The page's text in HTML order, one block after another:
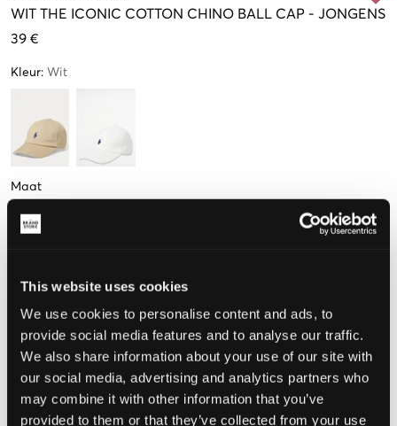
This website uses cookies
We use cookies to personalise content and ads, to
provide social media features and to analyse our traffic.
We also share information about your use of our site with
our social media, advertising and analytics partners who
may combine it with other information that you’ve
provided to them or that they’ve collected from your use
WIT THE ICONIC COTTON CHINO BALL CAP - JONGENS
39 €
Kleur: Wit
Maat
One size
De maat lijkt
Te klein Perfect Te groot
MAATTABEL
KIES EEN MAAT